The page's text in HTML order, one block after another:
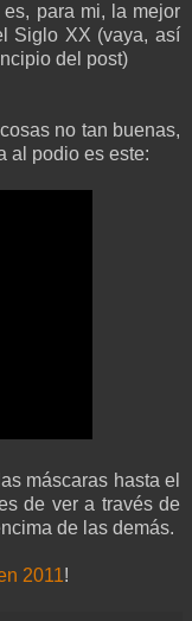
para mi, la mejor
Siglo XX (vaya, así
del post)
no tan buenas,
al podio es este:
máscaras hasta el
de ver a través de
de las demás.
2011!